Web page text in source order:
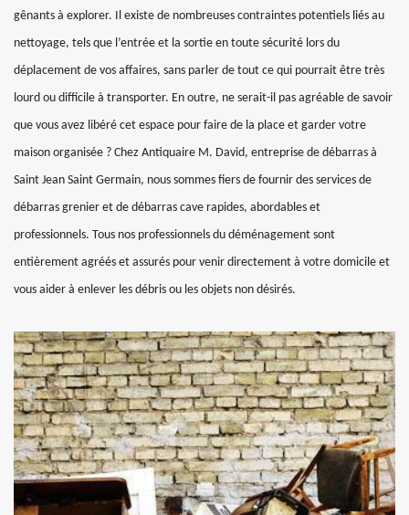
gênants à explorer. Il existe de nombreuses contraintes potentiels liés au
nettoyage, tels que l’entrée et la sortie en toute sécurité lors du
déplacement de vos affaires, sans parler de tout ce qui pourrait être très
lourd ou difficile à transporter. En outre, ne serait-il pas agréable de savoir
que vous avez libéré cet espace pour faire de la place et garder votre
maison organisée ? Chez Antiquaire M. David, entreprise de débarras à
Saint Jean Saint Germain, nous sommes fiers de fournir des services de
débarras grenier et de débarras cave rapides, abordables et
professionnels. Tous nos professionnels du déménagement sont
entièrement agréés et assurés pour venir directement à votre domicile et
vous aider à enlever les débris ou les objets non désirés.